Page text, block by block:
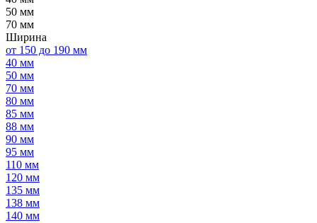
50 мм
70 мм
Ширина
от 150 до 190 мм
40 мм
50 мм
70 мм
80 мм
85 мм
88 мм
90 мм
95 мм
110 мм
120 мм
135 мм
138 мм
140 мм